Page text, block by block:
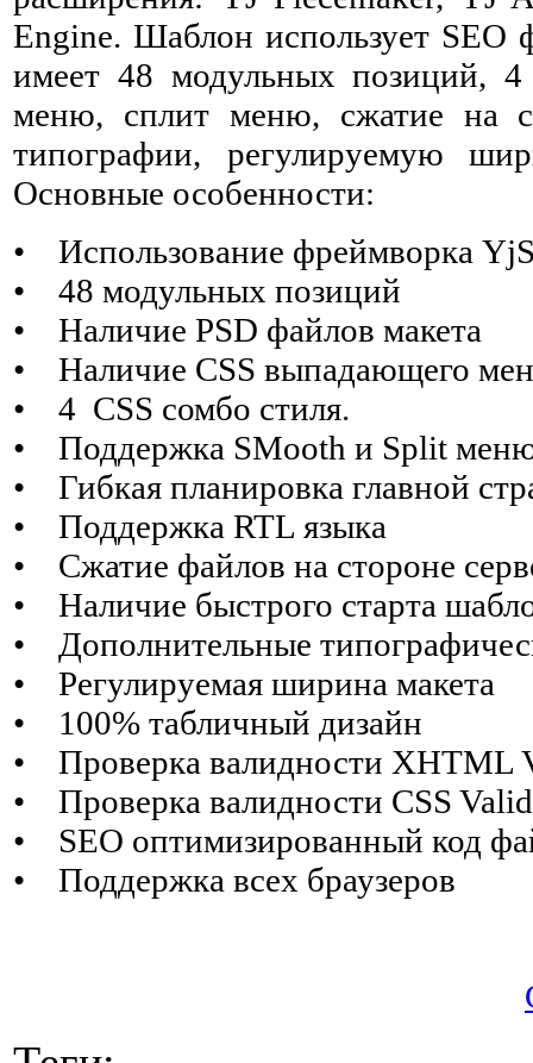
Engine. Шаблон использует SEO
имеет 48 модульных позиций,
меню, сплит меню, сжатие на
типографии, регулируемую
Основные особенности:
• Использование фреймворка
• 48 модульных позиций
• Наличие PSD файлов макета
• Наличие CSS выпадающего
• 4 CSS сомбо стиля.
• Поддержка SMooth и Split
• Гибкая планировка главной
• Поддержка RTL языка
• Сжатие файлов на стороне
• Наличие быстрого старта
• Дополнительные
• Регулируемая ширина макета
• 100% табличный дизайн
• Проверка валидности XHTML
• Проверка валидности CSS Valid
• SEO оптимизированный код
• Поддержка всех браузеров